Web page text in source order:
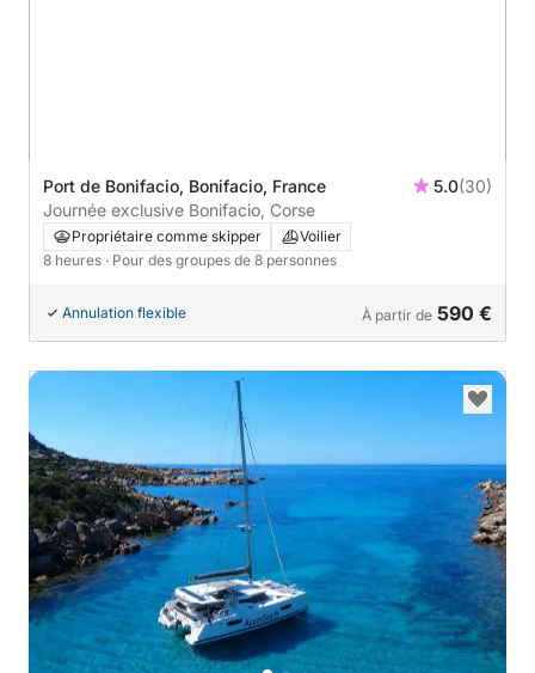
Port de Bonifacio, Bonifacio, France 5.0(30)
Journée exclusive Bonifacio, Corse
Propriétaire comme skipper
Voilier
8 heures · Pour des groupes de 8 personnes
Annulation flexible À partir de 590 €